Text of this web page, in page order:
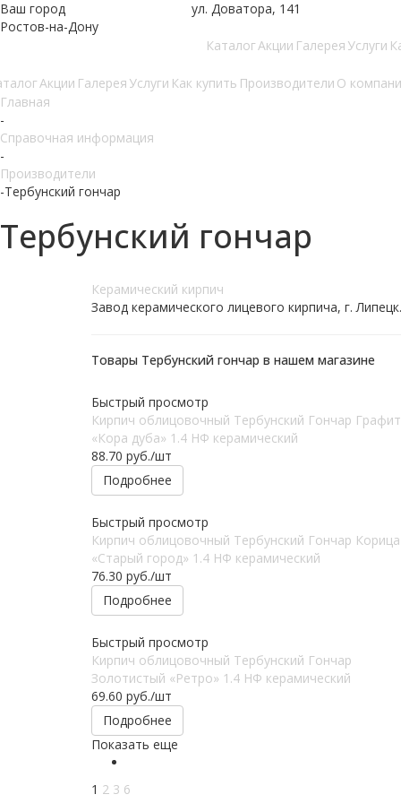
Ваш город
Ростов-на-Дону
ул. Доватора, 141
КаталогАкции Галерея Услуги
Акции Галерея Услуги Как купить Производители О
Главная
-
Справочная информация
-
Производители
-Тербунский гончар
Тербунский гончар
Керамический кирпич
Завод керамического лицевого кирпича, г. Липецк.
Товары Тербунский гончар в нашем магазине
Быстрый просмотр
Кирпич облицовочный Тербунский Гончар Графит
«Кора дуба» 1.4 НФ керамический
88.70 руб./шт
Подробнее
Быстрый просмотр
Кирпич облицовочный Тербунский Гончар Корица
«Старый город» 1.4 НФ керамический
76.30 руб./шт
Подробнее
Быстрый просмотр
Кирпич облицовочный Тербунский Гончар
Золотистый «Ретро» 1.4 НФ керамический
69.60 руб./шт
Подробнее
Показать еще
1 2 3 6